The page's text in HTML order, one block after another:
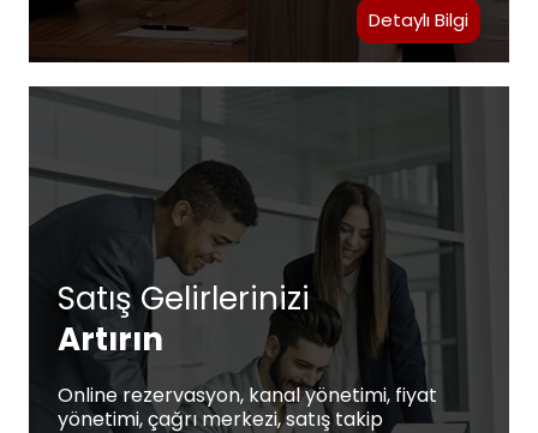
Detaylı Bilgi
Satış Gelirlerinizi
Artırın
Online rezervasyon, kanal yönetimi, fiyat
yönetimi, çağrı merkezi, satış takip